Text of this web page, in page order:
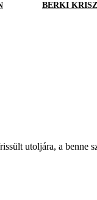
BERKI
utoljára, a benne